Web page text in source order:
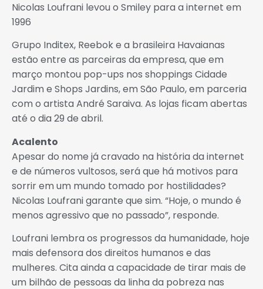
Nicolas Loufrani levou o Smiley para a internet em
1996
Grupo Inditex, Reebok e a brasileira Havaianas
estão entre as parceiras da empresa, que em
março montou pop-ups nos shoppings Cidade
Jardim e Shops Jardins, em São Paulo, em parceria
com o artista André Saraiva. As lojas ficam abertas
até o dia 29 de abril.
Acalento
Apesar do nome já cravado na história da internet
e de números vultosos, será que há motivos para
sorrir em um mundo tomado por hostilidades?
Nicolas Loufrani garante que sim. “Hoje, o mundo é
menos agressivo que no passado”, responde.
Loufrani lembra os progressos da humanidade, hoje
mais defensora dos direitos humanos e das
mulheres. Cita ainda a capacidade de tirar mais de
um bilhão de pessoas da linha da pobreza nas